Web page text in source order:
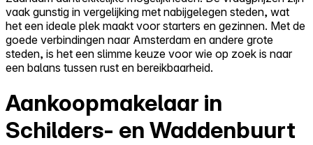
vaak gunstig in vergelijking met nabijgelegen steden, wat
het een ideale plek maakt voor starters en gezinnen. Met de
goede verbindingen naar Amsterdam en andere grote
steden, is het een slimme keuze voor wie op zoek is naar
een balans tussen rust en bereikbaarheid.
Aankoopmakelaar in
Schilders- en Waddenbuurt